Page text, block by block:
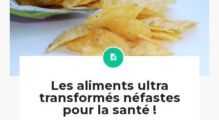
Les aliments ultra
transformés néfastes
pour la santé !